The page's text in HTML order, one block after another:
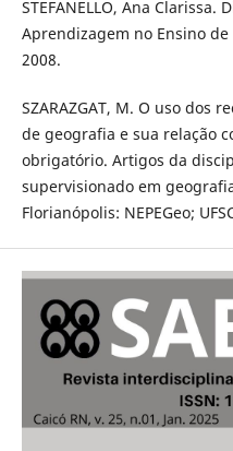
STEFANELLO, Ana Clarissa.
Aprendizagem no Ensino
2008.
SZARAZGAT, M. O uso dos
de geografia e sua relação
obrigatório. Artigos da
supervisionado em
Florianópolis: NEPEGeo;